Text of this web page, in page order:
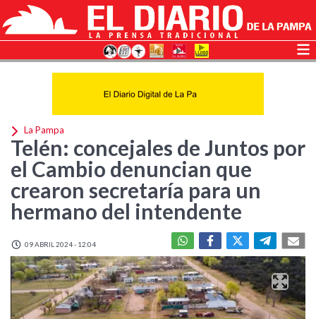
La Pampa
Telén: concejales de Juntos por
el Cambio denuncian que
crearon secretaría para un
hermano del intendente
09 ABRIL 2024 - 12:04